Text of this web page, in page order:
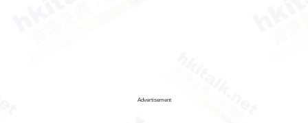
Advertisement